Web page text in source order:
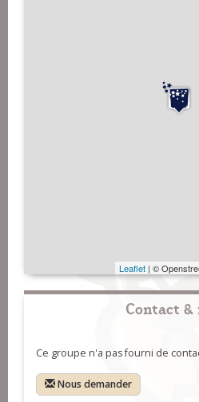
Leaflet | ©
Contact
Ce groupe n'a pas fourni de
Nous demander